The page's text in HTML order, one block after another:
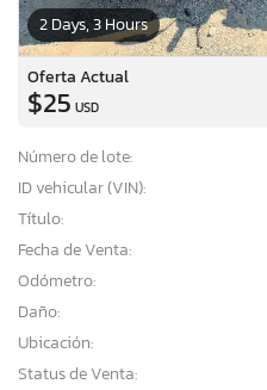
2 Days, 3 Hours
Oferta Actual
$25 USD
Número de lote:
ID vehicular (VIN):
Título:
Fecha de Venta:
Odómetro:
Daño:
Ubicación:
Status de Venta: